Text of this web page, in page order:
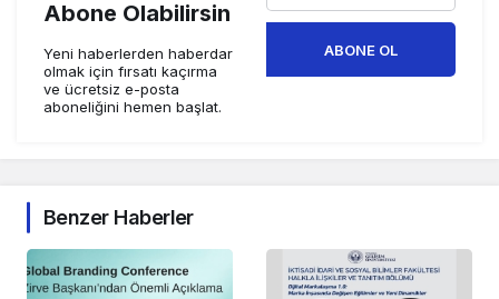
Abone Olabilirsin
Yeni haberlerden haberdar
olmak için fırsatı kaçırma
ve ücretsiz e-posta
aboneliğini hemen başlat.
ABONE OL
Benzer Haberler